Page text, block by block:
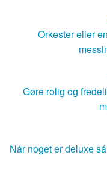
Orkester eller
Gøre rolig og
Når noget er deluxe